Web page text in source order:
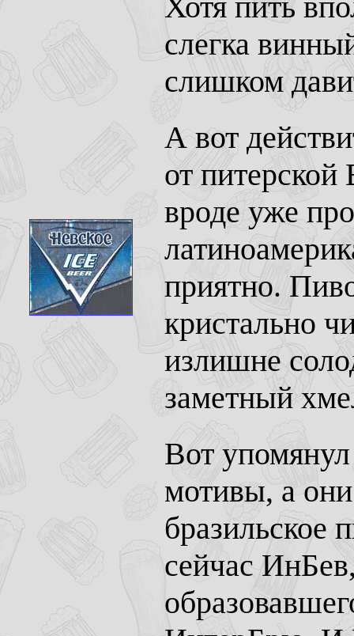
слегка
слишком
А вот
от
вроде уже
приятно.
кристально
излишне
заметный
Вот
мотивы, а
бразильское
сейчас